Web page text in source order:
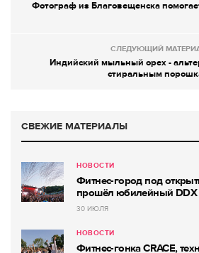
Фотограф из Благовещенска
СЛЕДУЮЩИЙ
Индийский мыльный орех -
стиральным
СВЕЖИЕ МАТЕРИАЛЫ
НОВОСТИ
Фитнес-город под
прошёл юбилейный DDX
30 ИЮЛЯ
НОВОСТИ
Фитнес-гонка CRACE,